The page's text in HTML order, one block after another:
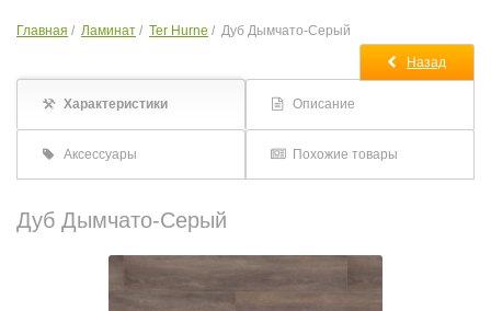
Главная / Ламинат / Ter Hurne / Дуб Дымчато-Серый
Характеристики Описание
Аксессуары Похожие товары
Назад
Дуб Дымчато-Серый